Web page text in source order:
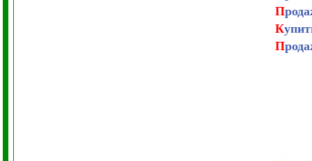
П
К
П